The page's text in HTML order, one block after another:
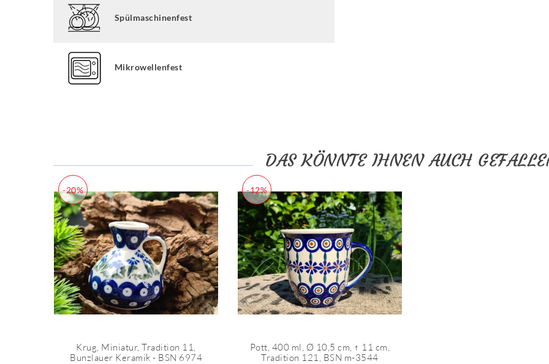
Spülmaschinenfest
Mikrowellenfest
DAS KÖNNTE IHNEN AUCH
-20%
Krug, Miniatur, Tradition 11,
Bunzlauer Keramik - BSN 6974
-12%
Pott, 400 ml, Ø 10,5 cm, ↑ 11 cm,
Tradition 121, BSN m-3544